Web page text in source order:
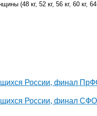
(48 кг, 52 кг, 56 кг, 60 кг, 64
России, финал
России, финал СФО